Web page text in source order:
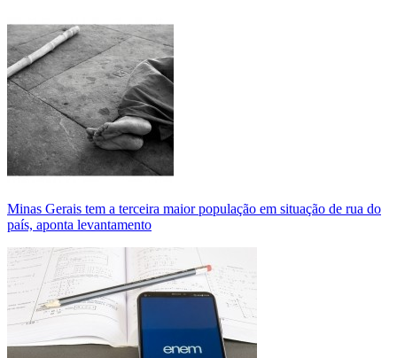
Minas Gerais tem a terceira maior população em situação de rua do
país, aponta levantamento